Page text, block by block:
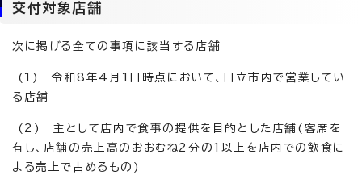
交付対象店舗
次に掲げる全ての事項に該当する店舗
(1) 令和8年4月1日時点において、日立市内で営業してい
る店舗
(2) 主として店内で食事の提供を目的とした店舗(客席を
有し、店舗の売上高のおおむね2分の1以上を店内での飲食に
よる売上で占めるもの)